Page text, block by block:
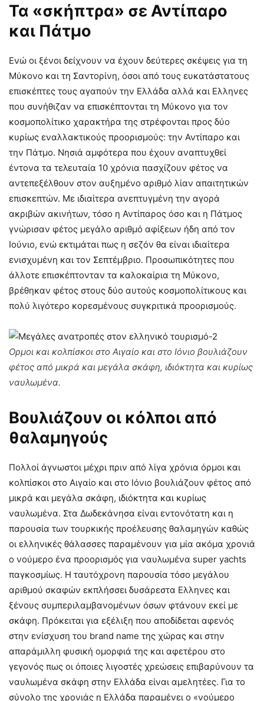
Τα «σκήπτρα» σε Αντίπαρο
και Πάτμο
Ενώ οι ξένοι δείχνουν να έχουν δεύτερες σκέψεις για τη
Μύκονο και τη Σαντορίνη, όσοι από τους ευκατάστατους
επισκέπτες τους αγαπούν την Ελλάδα αλλά και Ελληνες
που συνήθιζαν να επισκέπτονται τη Μύκονο για τον
κοσμοπολίτικο χαρακτήρα της στρέφονται προς δύο
κυρίως εναλλακτικούς προορισμούς: την Αντίπαρο και
την Πάτμο. Νησιά αμφότερα που έχουν αναπτυχθεί
έντονα τα τελευταία 10 χρόνια πασχίζουν φέτος να
αντεπεξέλθουν στον αυξημένο αριθμό λίαν απαιτητικών
επισκεπτών. Με ιδιαίτερα ανεπτυγμένη την αγορά
ακριβών ακινήτων, τόσο η Αντίπαρος όσο και η Πάτμος
γνώρισαν φέτος μεγάλο αριθμό αφίξεων ήδη από τον
Ιούνιο, ενώ εκτιμάται πως η σεζόν θα είναι ιδιαίτερα
ενισχυμένη και τον Σεπτέμβριο. Προσωπικότητες που
άλλοτε επισκέπτονταν τα καλοκαίρια τη Μύκονο,
βρέθηκαν φέτος στους δύο αυτούς κοσμοπολίτικους και
πολύ λιγότερο κορεσμένους συγκριτικά προορισμούς.
Ορμοι και κολπίσκοι στο Αιγαίο και στο Ιόνιο βουλιάζουν
φέτος από μικρά και μεγάλα σκάφη, ιδιόκτητα και κυρίως
ναυλωμένα.
Βουλιάζουν οι κόλποι από
θαλαμηγούς
Πολλοί άγνωστοι μέχρι πριν από λίγα χρόνια όρμοι και
κολπίσκοι στο Αιγαίο και στο Ιόνιο βουλιάζουν φέτος από
μικρά και μεγάλα σκάφη, ιδιόκτητα και κυρίως
ναυλωμένα. Στα Δωδεκάνησα είναι εντονότατη και η
παρουσία των τουρκικής προέλευσης θαλαμηγών καθώς
οι ελληνικές θάλασσες παραμένουν για μία ακόμα χρονιά
ο νούμερο ένα προορισμός για ναυλωμένα super yachts
παγκοσμίως. Η ταυτόχρονη παρουσία τόσο μεγάλου
αριθμού σκαφών εκπλήσσει δυσάρεστα Ελληνες και
ξένους συμπεριλαμβανομένων όσων φτάνουν εκεί με
σκάφη. Πρόκειται για εξέλιξη που αποδίδεται αφενός
στην ενίσχυση του brand name της χώρας και στην
απαράμιλλη φυσική ομορφιά της και αφετέρου στο
γεγονός πως οι όποιες λιγοστές χρεώσεις επιβαρύνουν τα
ναυλωμένα σκάφη στην Ελλάδα είναι αμελητέες. Για το
σύνολο της χρονιάς η Ελλάδα παραμένει ο «νούμερο